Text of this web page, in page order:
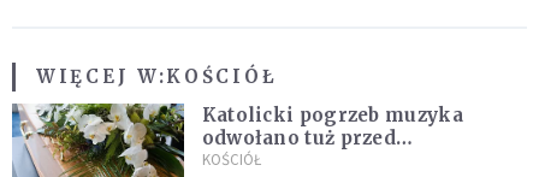
WIĘCEJ W:KOŚCIÓŁ
Katolicki pogrzeb muzyka
odwołano tuż przed
uroczystością. Powodem była
KOŚCIÓŁ